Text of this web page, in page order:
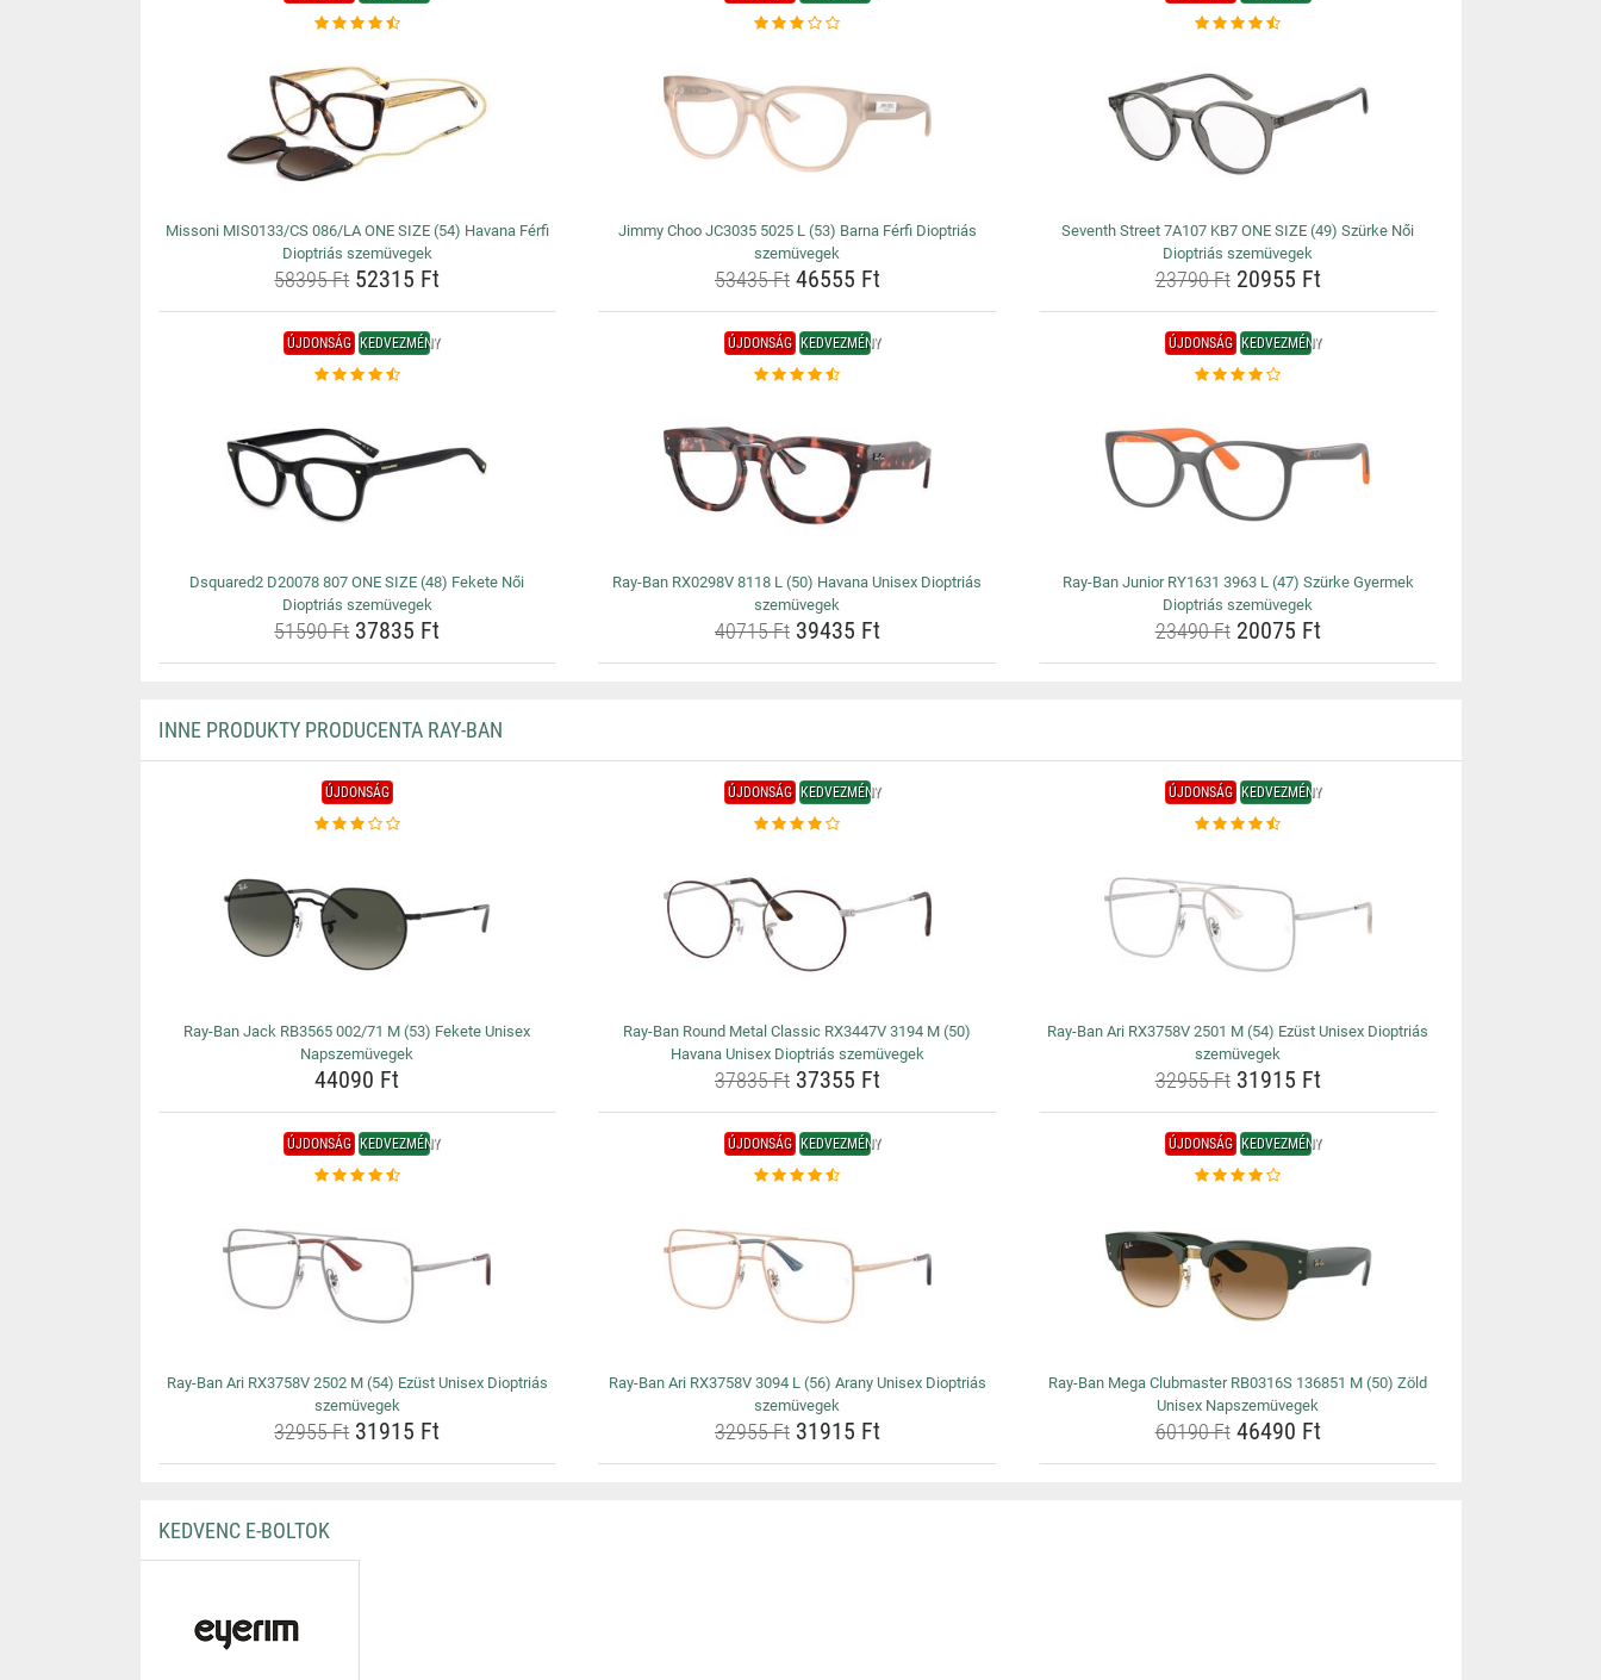
Missoni MIS0133/CS 086/LA ONE SIZE (54) Havana Férfi
Dioptriás szemüvegek
58395 Ft52315 Ft
Jimmy Choo JC3035 5025 L (53) Barna Férfi Dioptriás
szemüvegek
53435 Ft46555 Ft
Seventh Street 7A107 KB7 ONE SIZE (49) Szürke Női
Dioptriás szemüvegek
23790 Ft20955 Ft
ÚJDONSÁG KEDVEZMÉNY
Dsquared2 D20078 807 ONE SIZE (48) Fekete Női
Dioptriás szemüvegek
51590 Ft37835 Ft
ÚJDONSÁG KEDVEZMÉNY
Ray-Ban RX0298V 8118 L (50) Havana Unisex Dioptriás
szemüvegek
40715 Ft39435 Ft
ÚJDONSÁG KEDVEZMÉNY
Ray-Ban Junior RY1631 3963 L (47) Szürke Gyermek
Dioptriás szemüvegek
23490 Ft20075 Ft
INNE PRODUKTY PRODUCENTA RAY-BAN
ÚJDONSÁG
Ray-Ban Jack RB3565 002/71 M (53) Fekete Unisex
Napszemüvegek
44090 Ft
ÚJDONSÁG KEDVEZMÉNY
Ray-Ban Round Metal Classic RX3447V 3194 M (50)
Havana Unisex Dioptriás szemüvegek
37835 Ft37355 Ft
ÚJDONSÁG KEDVEZMÉNY
Ray-Ban Ari RX3758V 2501 M (54) Ezüst Unisex Dioptriás
szemüvegek
32955 Ft31915 Ft
ÚJDONSÁG KEDVEZMÉNY
Ray-Ban Ari RX3758V 2502 M (54) Ezüst Unisex Dioptriás
szemüvegek
32955 Ft31915 Ft
ÚJDONSÁG KEDVEZMÉNY
Ray-Ban Ari RX3758V 3094 L (56) Arany Unisex Dioptriás
szemüvegek
32955 Ft31915 Ft
ÚJDONSÁG KEDVEZMÉNY
Ray-Ban Mega Clubmaster RB0316S 136851 M (50) Zöld
Unisex Napszemüvegek
60190 Ft46490 Ft
KEDVENC E-BOLTOK